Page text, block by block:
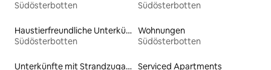
Südösterbotten
Südösterbotten
Haustierfreundliche Unterkünfte
Südösterbotten
Wohnungen
Südösterbotten
Unterkünfte mit Strandzugang Serviced Apartments